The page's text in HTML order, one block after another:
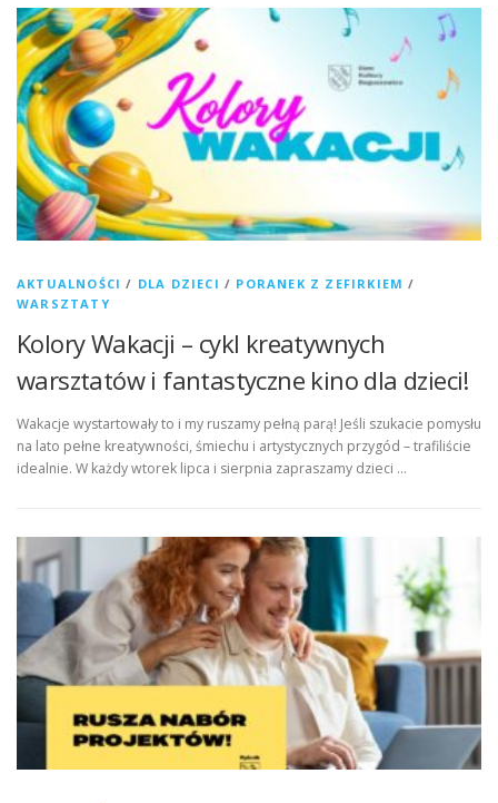
AKTUALNOŚCI / DLA DZIECI / PORANEK Z ZEFIRKIEM /
WARSZTATY
Kolory Wakacji – cykl kreatywnych
warsztatów i fantastyczne kino dla dzieci!
Wakacje wystartowały to i my ruszamy pełną parą! Jeśli szukacie pomysłu
na lato pełne kreatywności, śmiechu i artystycznych przygód – trafiliście
idealnie. W każdy wtorek lipca i sierpnia zapraszamy dzieci …